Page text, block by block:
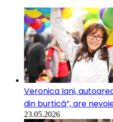
Veronica Iani,
din burtică”, are
23.05.2026